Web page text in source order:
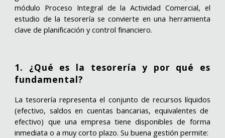
módulo Proceso Integral de la Actividad Comercial, el
estudio de la tesorería se convierte en una herramienta
clave de planificación y control financiero.
1. ¿Qué es la tesorería y por qué es
fundamental?
La tesorería representa el conjunto de recursos líquidos
(efectivo, saldos en cuentas bancarias, equivalentes de
efectivo) que una empresa tiene disponibles de forma
inmediata o a muy corto plazo. Su buena gestión permite: